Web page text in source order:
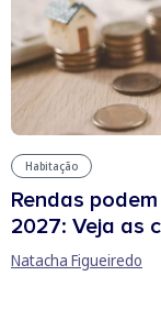
Habitação
Rendas
2027: Veja as
Natacha Figueiredo